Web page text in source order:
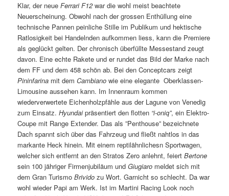
Klar, der neueFerrari F12war die wohl meist beachtete
Neuerscheinung. Obwohl nach der grossen Enthüllung eine
technische Pannen peinliche Stille im Publikum und hektische
Ratlosigkeit bei Handelnden aufkommen liess, kann die Premiere
als geglückt gelten. Der chronisch überfüllte Messestand zeugt
davon. Eine echte Rakete und er rundet das Bild der Marke nach
dem FF und dem 458 schön ab. Bei den Conceptcars zeigt
Pininfarina mit demCambiano wie eine elegante Oberklassen-
Limousine aussehen kann. Im Innenraum kommen
wiederverwertete Eichenholzpfähle aus der Lagune von Venedig
zum Einsatz.Hyundaipräsentiert den flotten “i-oniq”, ein Elektro-
Coupe mit Range Extender. Das als ”Penthouse” bezeichnete
Dach spannt sich über das Fahrzeug und fließt nahtlos in das
markante Heck hinein. Mit einem reptilähnlichesn Sportwagen,
welcher sich entfernt an den Stratos Zero anlehnt, feiertBertone
sein 100 jähriger Firmenjubiläum undGiugiaro meldet sich mit
dem Gran TurismoBrivido zu Wort. Garnicht so schlecht. Da war
wohl wieder Papi am Werk. Ist im Martini Racing Look noch